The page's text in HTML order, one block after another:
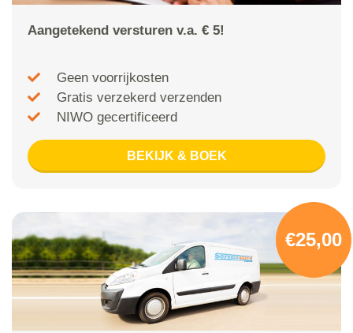
Aangetekend versturen v.a. € 5!
Geen voorrijkosten
Gratis verzekerd verzenden
NIWO gecertificeerd
BEKIJK & BOEK
€25,00